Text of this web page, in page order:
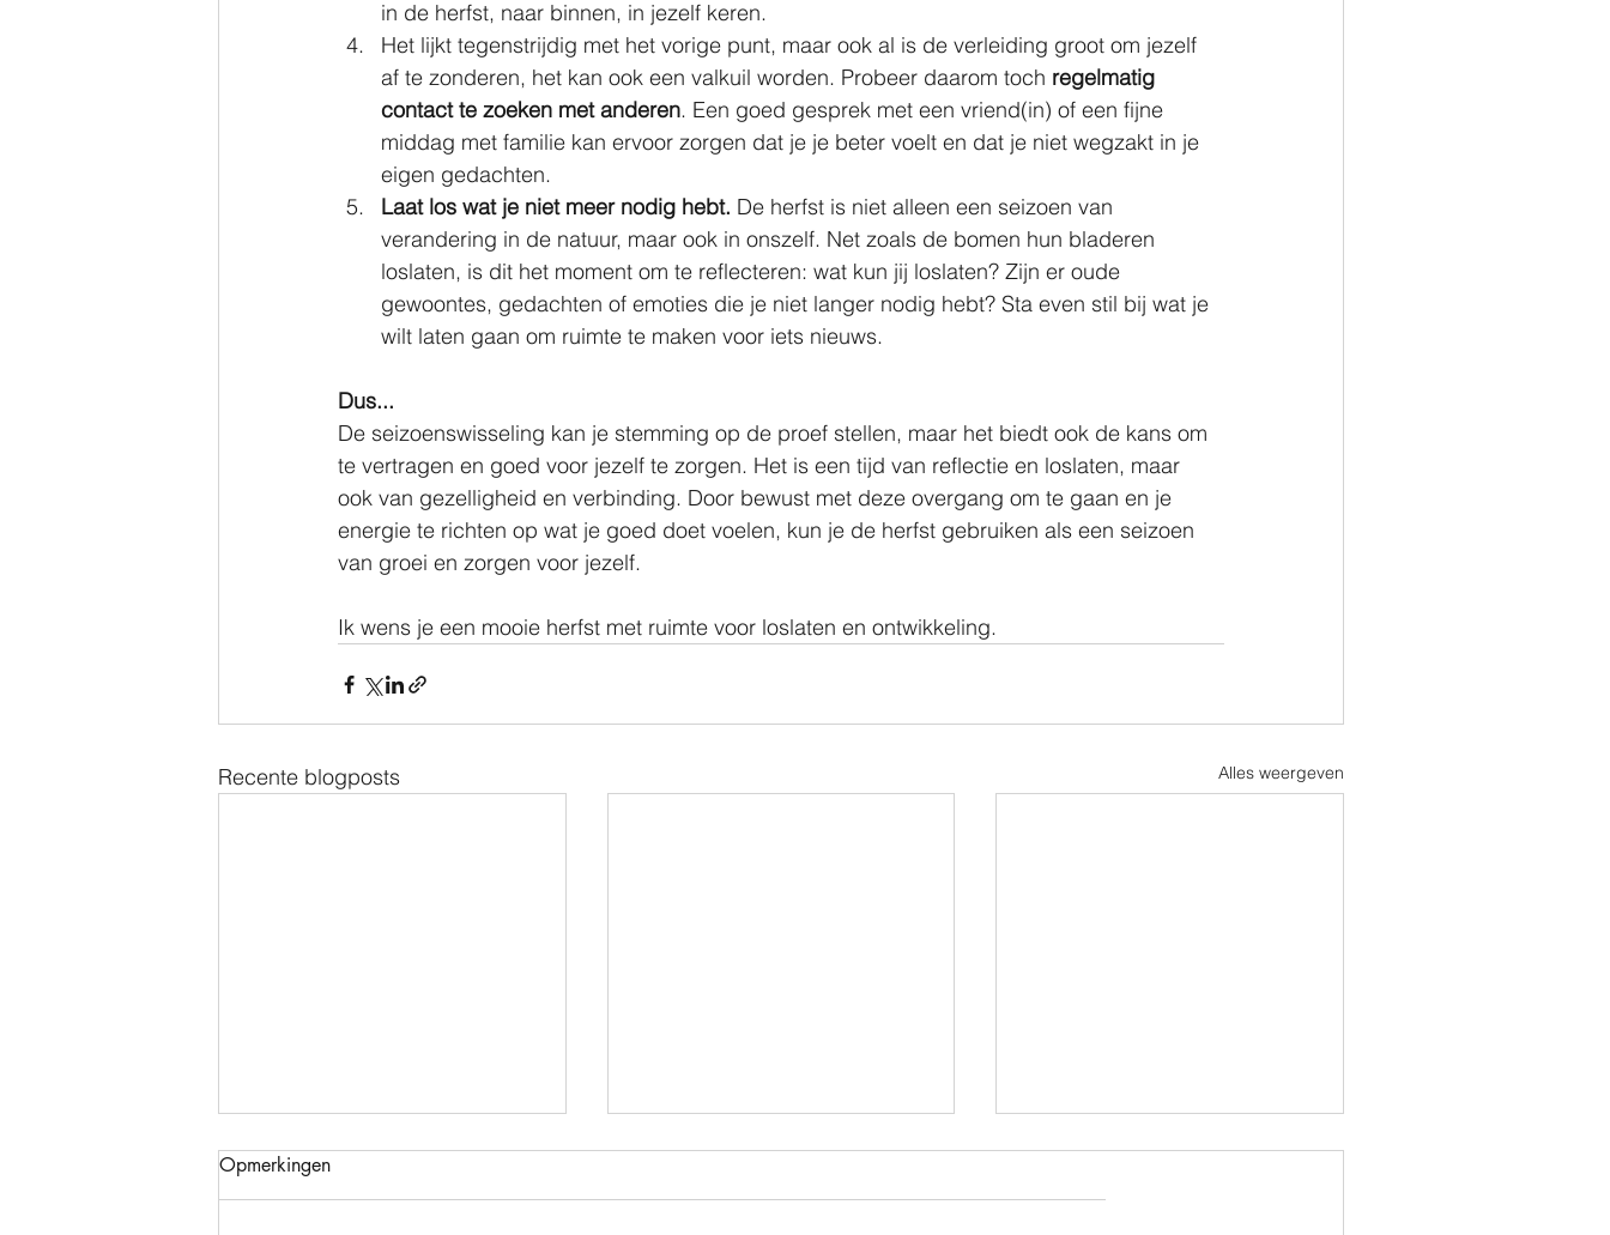
in de herfst, naar binnen, in jezelf keren.
Het lijkt tegenstrijdig met het vorige punt, maar ook al is de verleiding groot om jezelf
af te zonderen, het kan ook een valkuil worden. Probeer daarom toch regelmatig
contact te zoeken met anderen. Een goed gesprek met een vriend(in) of een fijne
middag met familie kan ervoor zorgen dat je je beter voelt en dat je niet wegzakt in je
eigen gedachten.
Laat los wat je niet meer nodig hebt. De herfst is niet alleen een seizoen van
verandering in de natuur, maar ook in onszelf. Net zoals de bomen hun bladeren
loslaten, is dit het moment om te reflecteren: wat kun jij loslaten? Zijn er oude
gewoontes, gedachten of emoties die je niet langer nodig hebt? Sta even stil bij wat je
wilt laten gaan om ruimte te maken voor iets nieuws.
Dus...
De seizoenswisseling kan je stemming op de proef stellen, maar het biedt ook de kans om
te vertragen en goed voor jezelf te zorgen. Het is een tijd van reflectie en loslaten, maar
ook van gezelligheid en verbinding. Door bewust met deze overgang om te gaan en je
energie te richten op wat je goed doet voelen, kun je de herfst gebruiken als een seizoen
van groei en zorgen voor jezelf.
Ik wens je een mooie herfst met ruimte voor loslaten en ontwikkeling.
Recente blogposts Alles weergeven
Opmerkingen